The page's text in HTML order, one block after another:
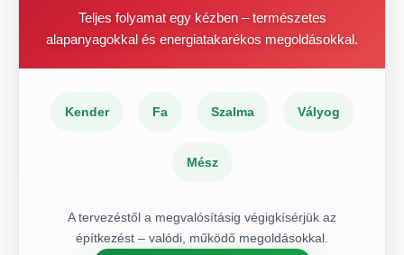
Teljes folyamat egy kézben – természetes
alapanyagokkal és energiatakarékos megoldásokkal.
Kender Fa Szalma Vályog
Mész
A tervezéstől a megvalósításig végigkísérjük az
építkezést – valódi, működő megoldásokkal.